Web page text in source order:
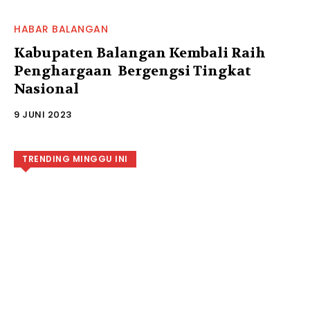
HABAR BALANGAN
Kabupaten Balangan Kembali Raih
Penghargaan Bergengsi Tingkat
Nasional
9 JUNI 2023
TRENDING MINGGU INI